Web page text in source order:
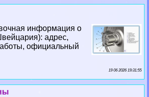
информация о
адрес,
официальный
19 06 2026 19:31:55